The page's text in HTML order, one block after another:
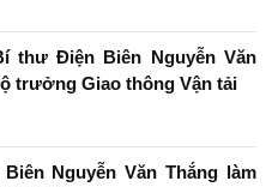
thư Điện Biên Nguyễn Văn
trưởng Giao thông Vận tải
Nguyễn Văn Thắng làm